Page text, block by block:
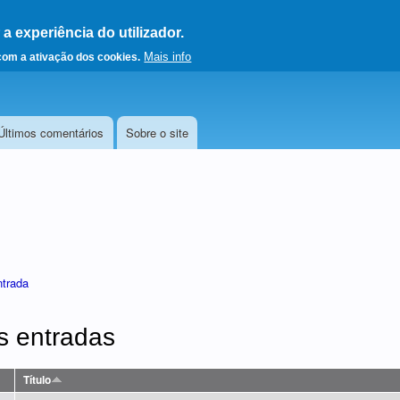
experiência do utilizador.
a ativação dos cookies. Mais info
página principal
comentários Sobre o site
entradas
Título